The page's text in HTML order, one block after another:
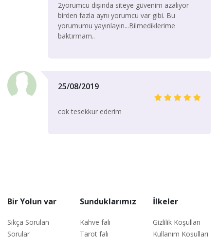
2yorumcu dışında siteye güvenim azalıyor
birden fazla aynı yorumcu var gibi. Bu
yorumumu yayınlayın...Bilmediklerime
baktırmam..
25/08/2019
cok tesekkur ederim
Bir Yolun var
Sıkça Sorulan
Sorular
Sunduklarımız
Kahve falı
Tarot falı
İlkeler
Gizlilik Koşulları
Kullanım Koşulları